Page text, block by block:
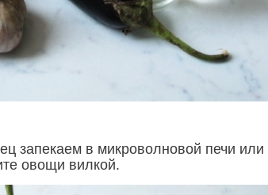
запекаем в микроволновой печи или
овощи вилкой.